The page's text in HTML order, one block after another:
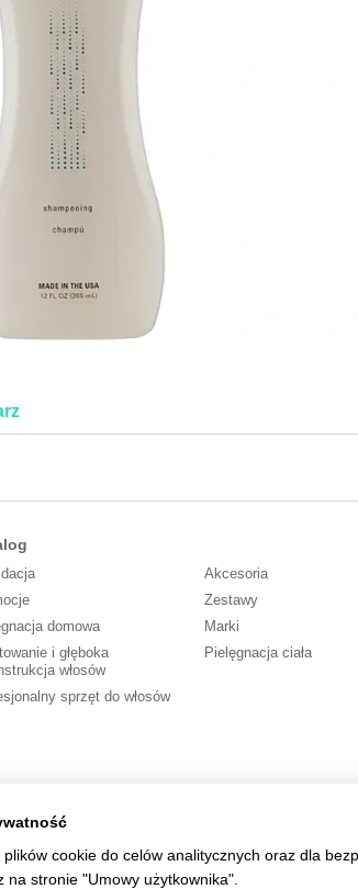
domowa
i głęboka
włosów
sprzęt do włosów
Akcesoria
Zestawy
Marki
Pielęgnacja ciała
cookie do celów analitycznych oraz dla
na stronie "Umowy użytkownika".